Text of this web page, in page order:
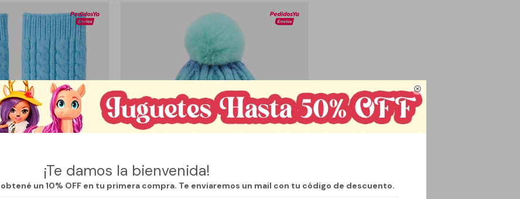

¡Te damos la bienvenida!
un 10% OFF en tu primera compra. Te enviaremos un mail con tu código de descuento.